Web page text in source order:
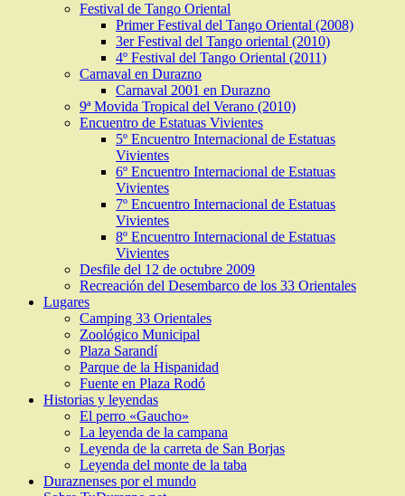
Festival de Tango Oriental
Primer Festival del Tango Oriental (2008)
3er Festival del Tango oriental (2010)
4º Festival del Tango Oriental (2011)
Carnaval en Durazno
Carnaval 2001 en Durazno
9ª Movida Tropical del Verano (2010)
Encuentro de Estatuas Vivientes
5º Encuentro Internacional de Estatuas
Vivientes
6º Encuentro Internacional de Estatuas
Vivientes
7º Encuentro Internacional de Estatuas
Vivientes
8º Encuentro Internacional de Estatuas
Vivientes
Desfile del 12 de octubre 2009
Recreación del Desembarco de los 33 Orientales
Lugares
Camping 33 Orientales
Zoológico Municipal
Plaza Sarandí
Parque de la Hispanidad
Fuente en Plaza Rodó
Historias y leyendas
El perro «Gaucho»
La leyenda de la campana
Leyenda de la carreta de San Borjas
Leyenda del monte de la taba
Duraznenses por el mundo